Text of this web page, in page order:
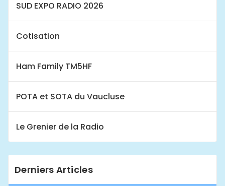
SUD EXPO RADIO 2026
Cotisation
Ham Family TM5HF
POTA et SOTA du Vaucluse
Le Grenier de la Radio
Derniers Articles